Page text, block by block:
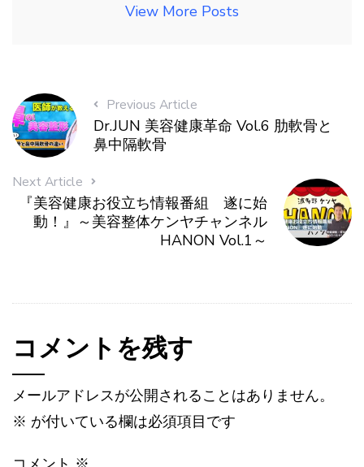
View More Posts
Previous Article
Dr.JUN 美容健康革命 Vol.6 肋軟骨と
鼻中隔軟骨
Next Article
『美容健康お役立ち情報番組 遂に始
動！』～美容整体ケンヤチャンネル
HANON Vol.1～
コメントを残す
メールアドレスが公開されることはありません。
※ が付いている欄は必須項目です